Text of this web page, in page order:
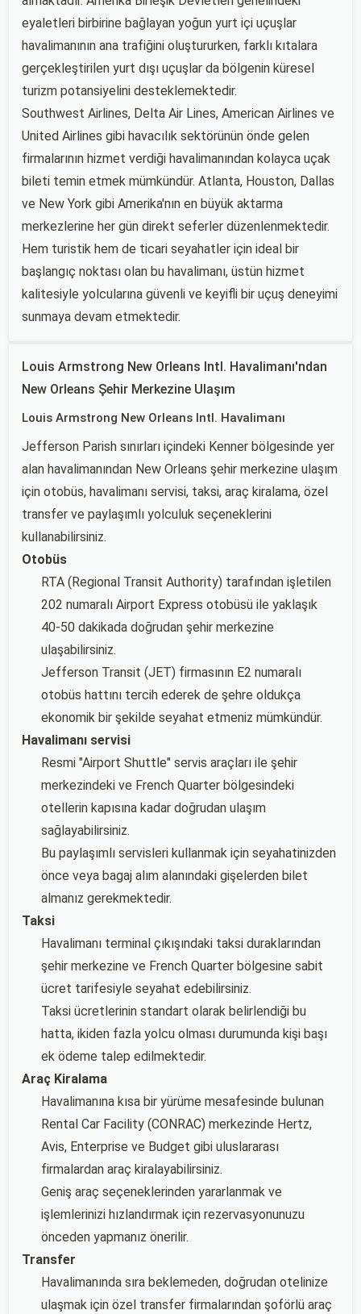
eyaletleri birbirine bağlayan yoğun yurt içi uçuşlar
havalimanının ana trafiğini oluştururken, farklı kıtalara
gerçekleştirilen yurt dışı uçuşlar da bölgenin küresel
turizm potansiyelini desteklemektedir.
Southwest Airlines, Delta Air Lines, American Airlines ve
United Airlines gibi havacılık sektörünün önde gelen
firmalarının hizmet verdiği havalimanından kolayca uçak
bileti temin etmek mümkündür. Atlanta, Houston, Dallas
ve New York gibi Amerika'nın en büyük aktarma
merkezlerine her gün direkt seferler düzenlenmektedir.
Hem turistik hem de ticari seyahatler için ideal bir
başlangıç noktası olan bu havalimanı, üstün hizmet
kalitesiyle yolcularına güvenli ve keyifli bir uçuş deneyimi
sunmaya devam etmektedir.
Louis Armstrong New Orleans Intl. Havalimanı'ndan
New Orleans Şehir Merkezine Ulaşım
Louis Armstrong New Orleans Intl. Havalimanı
Jefferson Parish sınırları içindeki Kenner bölgesinde yer
alan havalimanından New Orleans şehir merkezine ulaşım
için otobüs, havalimanı servisi, taksi, araç kiralama, özel
transfer ve paylaşımlı yolculuk seçeneklerini
kullanabilirsiniz.
Otobüs
RTA (Regional Transit Authority) tarafından işletilen
202 numaralı Airport Express otobüsü ile yaklaşık
40-50 dakikada doğrudan şehir merkezine
ulaşabilirsiniz.
Jefferson Transit (JET) firmasının E2 numaralı
otobüs hattını tercih ederek de şehre oldukça
ekonomik bir şekilde seyahat etmeniz mümkündür.
Havalimanı servisi
Resmi "Airport Shuttle" servis araçları ile şehir
merkezindeki ve French Quarter bölgesindeki
otellerin kapısına kadar doğrudan ulaşım
sağlayabilirsiniz.
Bu paylaşımlı servisleri kullanmak için seyahatinizden
önce veya bagaj alım alanındaki gişelerden bilet
almanız gerekmektedir.
Taksi
Havalimanı terminal çıkışındaki taksi duraklarından
şehir merkezine ve French Quarter bölgesine sabit
ücret tarifesiyle seyahat edebilirsiniz.
Taksi ücretlerinin standart olarak belirlendiği bu
hatta, ikiden fazla yolcu olması durumunda kişi başı
ek ödeme talep edilmektedir.
Araç Kiralama
Havalimanına kısa bir yürüme mesafesinde bulunan
Rental Car Facility (CONRAC) merkezinde Hertz,
Avis, Enterprise ve Budget gibi uluslararası
firmalardan araç kiralayabilirsiniz.
Geniş araç seçeneklerinden yararlanmak ve
işlemlerinizi hızlandırmak için rezervasyonunuzu
önceden yapmanız önerilir.
Transfer
Havalimanında sıra beklemeden, doğrudan otelinize
ulaşmak için özel transfer firmalarından şoförlü araç